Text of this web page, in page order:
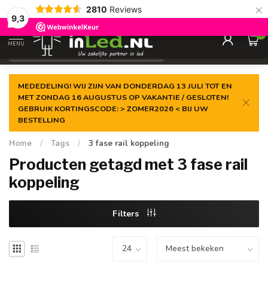
9,3
2810 Reviews ×
Gegarandeerde delaagste prijs
MENU
0
MEDEDELING! WIJ ZIJN VAN DONDERDAG 13 JULI TOT EN
MET ZONDAG 16 AUGUSTUS OP VAKANTIE / GESLOTEN!
GEBRUIK KORTINGSCODE: > ZOMER2026 < BIJ UW
BESTELLING
Home / Tags / 3 fase rail koppeling
Producten getagd met 3 fase rail
koppeling
Filters